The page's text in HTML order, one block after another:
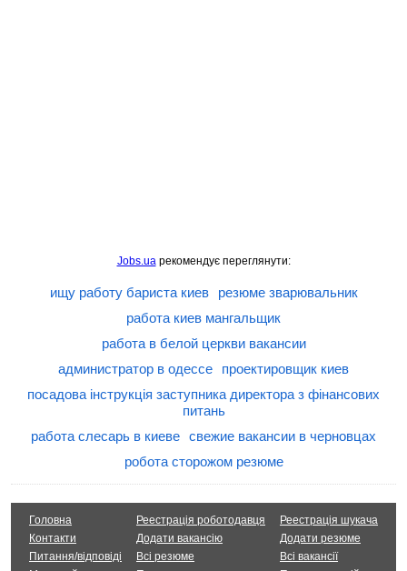
Jobs.uaрекомендує переглянути:
ищу работу бариста киев
резюме зварювальник
работа киев мангальщик
работа в белой церкви вакансии
администратор в одессе
проектировщик киев
посадова інструкція заступника директора з фінансових
питань
работа слесарь в киеве свежие вакансии в черновцах
робота сторожом резюме
Головна
Контакти
Питання/відповіді
Реестрація роботодавця
Додати вакансію
Всі резюме
Реестрація шукача
Додати резюме
Всі вакансії